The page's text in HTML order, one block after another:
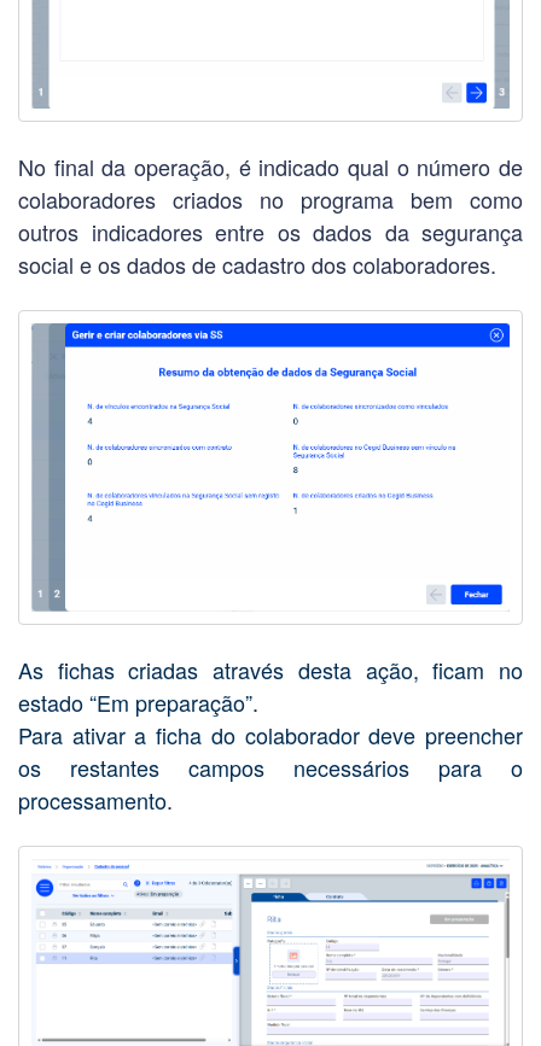
No final da operação, é indicado qual o número de
colaboradores criados no programa bem como
outros indicadores entre os dados da segurança
social e os dados de cadastro dos colaboradores.
As fichas criadas através desta ação, ficam no
estado “Em preparação”.
Para ativar a ficha do colaborador deve preencher
os restantes campos necessários para o
processamento.